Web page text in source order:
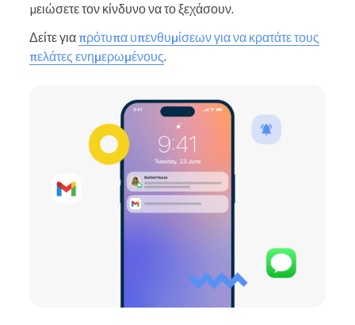
μειώσετε τον κίνδυνο να το ξεχάσουν.
Δείτε για πρότυπα υπενθυμίσεων για να κρατάτε τους
πελάτες ενημερωμένους.